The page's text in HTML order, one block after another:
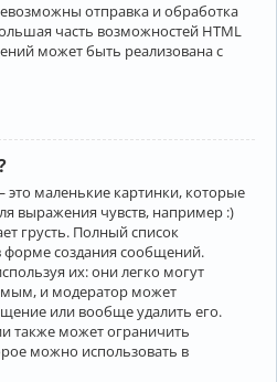
отправка и обработка
часть возможностей HTML
может быть реализована с
маленькие картинки, которые
выражения чувств, например :)
грусть. Полный список
создания сообщений.
их: они легко могут
и модератор может
или вообще удалить его.
также может ограничить
можно использовать в